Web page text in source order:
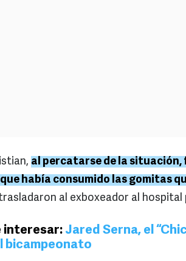
al percatarse de la situación,
había consumido las gomitas
al exboxeador al
interesar: Jared Serna, el
bicampeonato